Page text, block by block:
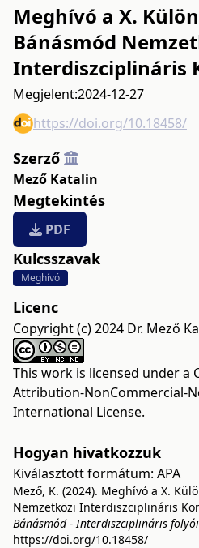
Meghívó a X.
Bánásmód
Interdiszciplináris
Megjelent:2024-12-27
https://doi.org/10.18458/
Szerző
Mező Katalin
Megtekintés
PDF
Kulcsszavak
Meghívó
Licenc
Copyright (c) 2024 Dr. Mező
This work is licensed under a
Attribution-NonCommercial-
International License.
Hogyan hivatkozzuk
Kiválasztott formátum: APA
Mező, K. (2024). Meghívó a X.
Nemzetközi Interdiszciplináris
Bánásmód - Interdiszciplináris
https://doi.org/10.18458/